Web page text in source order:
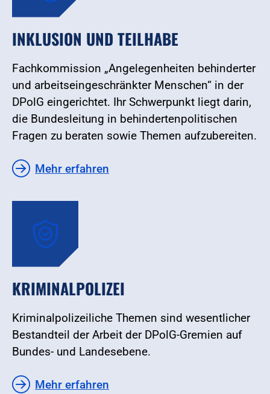
INKLUSION UND TEILHABE
Fachkommission „Angelegenheiten behinderter
und arbeitseingeschränkter Menschen“ in der
DPolG eingerichtet. Ihr Schwerpunkt liegt darin,
die Bundesleitung in behindertenpolitischen
Fragen zu beraten sowie Themen aufzubereiten.
Mehr erfahren
KRIMINALPOLIZEI
Kriminalpolizeiliche Themen sind wesentlicher
Bestandteil der Arbeit der DPolG-Gremien auf
Bundes- und Landesebene.
Mehr erfahren